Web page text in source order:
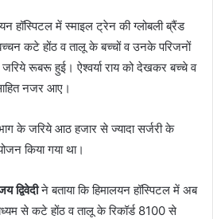
हॉस्पिटल में स्माइल ट्रेन की ग्लोबली ब्रैंड
कटे होंठ व तालू के बच्चों व उनके परिजनों
रूबरू हुई। ऐश्वर्या राय को देखकर बच्चे व
नजर आए।
के जरिये आठ हजार से ज्यादा सर्जरी के
किया गया था।
द्विवेदीने बताया कि हिमालयन हॉस्पिटल में अब
से कटे होंठ व तालू के रिकॉर्ड 8100 से